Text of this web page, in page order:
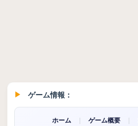
ゲーム情報：
ホーム ゲーム概要